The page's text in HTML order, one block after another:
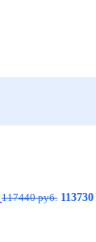
117440руб. 113730